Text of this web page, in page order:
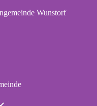
Wunstorf